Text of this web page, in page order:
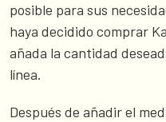
posible para sus
haya decidido comprar
añada la cantidad
línea.
Después de añadir el